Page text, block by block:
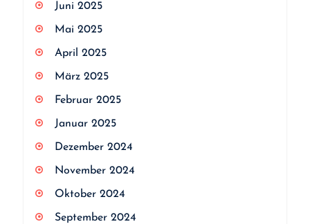
Juni 2025
Mai 2025
April 2025
März 2025
Februar 2025
Januar 2025
Dezember 2024
November 2024
Oktober 2024
September 2024